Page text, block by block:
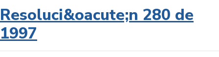
Resoluci&oacute;n 280 de
1997